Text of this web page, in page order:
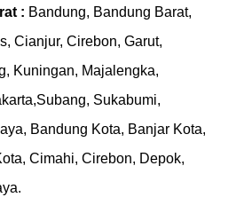
: Bandung, Bandung Barat,
Cianjur, Cirebon, Garut,
Kuningan, Majalengka,
Sukabumi,
Bandung Kota, Banjar Kota,
Cimahi, Cirebon, Depok,